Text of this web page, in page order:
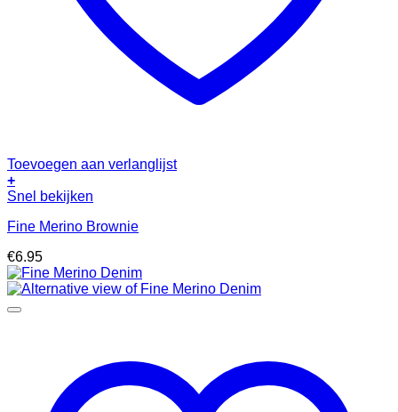
Toevoegen aan verlanglijst
+
Snel bekijken
Fine Merino Brownie
€6.95